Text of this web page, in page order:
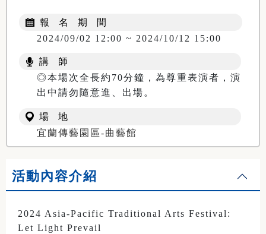
報 名 期 間
2024/09/02 12:00 ~ 2024/10/12 15:00
講 師
◎本場次全長約70分鐘，為尊重表演者，演
出中請勿隨意進、出場。
場 地
宜蘭傳藝園區-曲藝館
活動內容介紹
2024 Asia-Pacific Traditional Arts Festival:
Let Light Prevail